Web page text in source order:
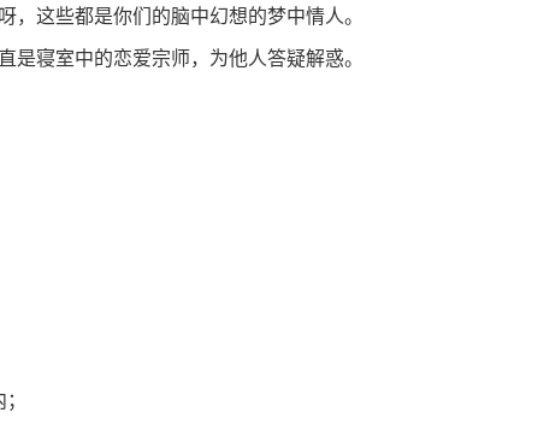
，这些都是你们的脑中幻想的梦中情人。
寝室中的恋爱宗师，为他人答疑解惑。